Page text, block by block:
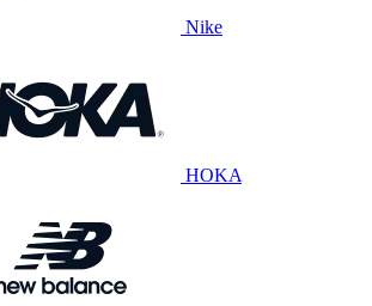
Nike
HOKA